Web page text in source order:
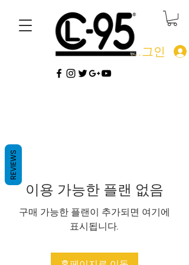
로그인
이용 가능한 플랜 없음
구매 가능한 플랜이 추가되면 여기에
표시됩니다.
REVIEWS